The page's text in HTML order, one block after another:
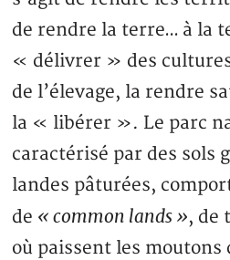
de rendre la terre… à la
« délivrer » des
de l’élevage, la rendre
la « libérer ». Le parc
caractérisé par des sols
landes pâturées,
de « common lands », de
où paissent les moutons